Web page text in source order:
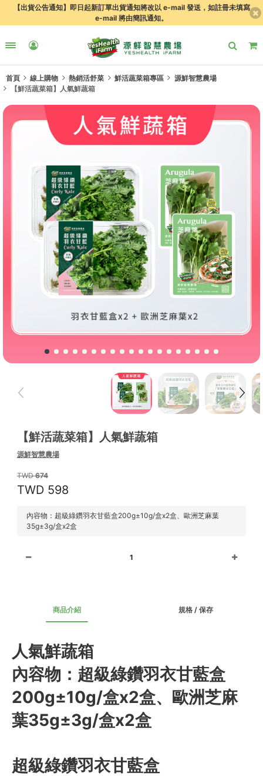
【出貨公告通知】即日起新訂單出貨通知將改以 e-mail 發送，如註冊未填寫
e-mail 將由簡訊通知。
首頁 線上購物 熱銷活舒菜 鮮活蔬菜箱專區
源鮮智慧農場
【鮮活蔬菜箱】人氣鮮蔬箱
【鮮活蔬菜箱】人氣鮮蔬箱
源鮮智慧農場
674
598
內容物：超級綠鑽羽衣甘藍盒200g±10g/盒x2盒、歐洲芝麻葉
35g±3g/盒x2盒
1
商品介紹 規格 / 保存
人氣鮮蔬箱
內容物：超級綠鑽羽衣甘藍盒
200g±10g/盒x2盒、歐洲芝麻
葉35g±3g/盒x2盒
超級綠鑽羽衣甘藍盒